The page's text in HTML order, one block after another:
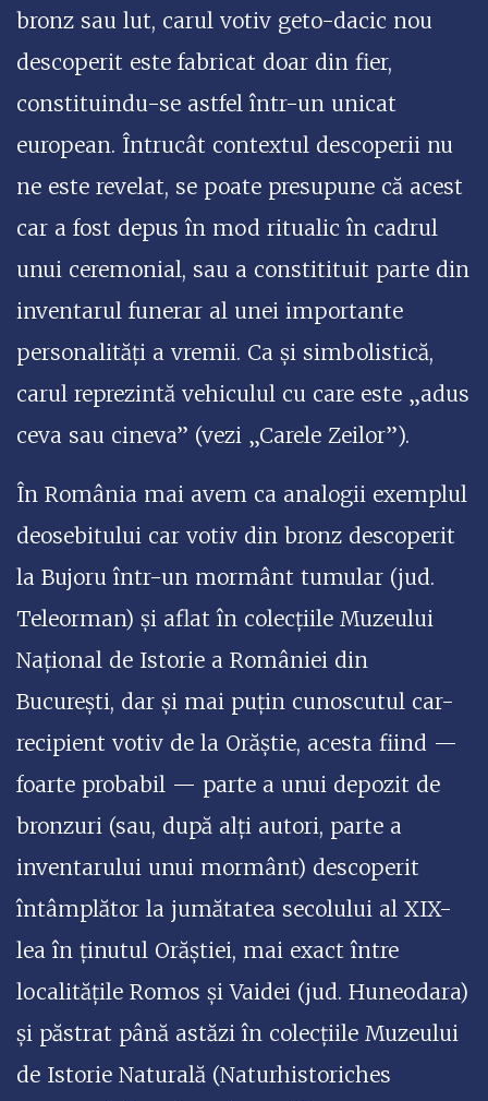
bronz sau lut, carul votiv geto-dacic nou
descoperit este fabricat doar din fier,
constituindu-se astfel într-un unicat
european. Întrucât contextul descoperii nu
ne este revelat, se poate presupune că acest
car a fost depus în mod ritualic în cadrul
unui ceremonial, sau a constitituit parte din
inventarul funerar al unei importante
personalități a vremii. Ca și simbolistică,
carul reprezintă vehiculul cu care este „adus
ceva sau cineva” (vezi „Carele Zeilor”).
În România mai avem ca analogii exemplul
deosebitului car votiv din bronz descoperit
la Bujoru într-un mormânt tumular (jud.
Teleorman) și aflat în colecțiile Muzeului
Național de Istorie a României din
București, dar și mai puțin cunoscutul car-
recipient votiv de la Orăștie, acesta fiind —
foarte probabil — parte a unui depozit de
bronzuri (sau, după alți autori, parte a
inventarului unui mormânt) descoperit
întâmplător la jumătatea secolului al XIX-
lea în ținutul Orăștiei, mai exact între
localitățile Romos și Vaidei (jud. Huneodara)
și păstrat până astăzi în colecțiile Muzeului
de Istorie Naturală (Naturhistoriches